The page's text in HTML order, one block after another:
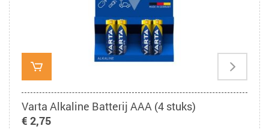
Varta Alkaline Batterij AAA (4 stuks)
€ 2,75